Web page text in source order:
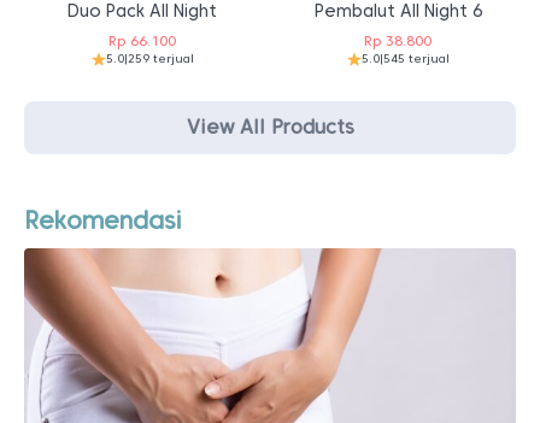
Duo Pack All Night
Rp 66.100
5.0|259 terjual
Pembalut All Night 6
Rp 38.800
5.0|545 terjual
View All Products
Rekomendasi